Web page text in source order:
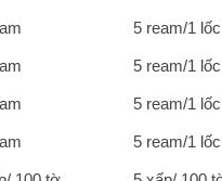
5 ream/1 lốc
5 ream/1 lốc
5 ream/1 lốc
5 ream/1 lốc